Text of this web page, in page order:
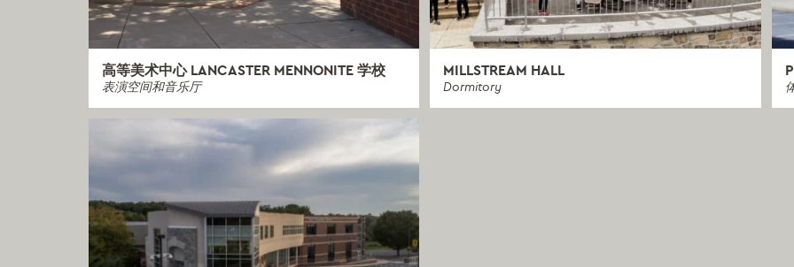
高等美术中心 LANCASTER MENNONITE 学校
表演空间和音乐厅
MILLSTREAM HALL
Dormitory